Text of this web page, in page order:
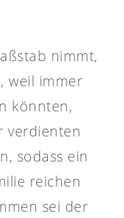
nimmt,
weil immer
könnten,
verdienten
sodass ein
reichen
sei der